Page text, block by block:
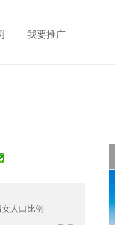
我要推广
人口比例